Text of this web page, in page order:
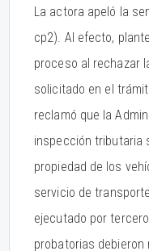
La actora apeló la
cp2). Al efecto,
proceso al rechazar
solicitado en el
reclamó que la
inspección tributaria
propiedad de los
servicio de
ejecutado por
probatorias